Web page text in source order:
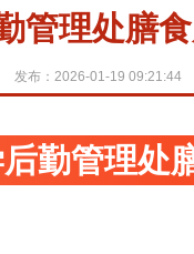
管理处膳
发布：2026-01-19 09:21:44
勤管理处